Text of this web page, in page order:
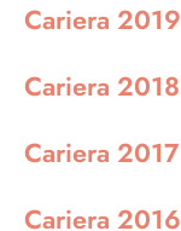
Cariera 2019
Cariera 2018
Cariera 2017
Cariera 2016